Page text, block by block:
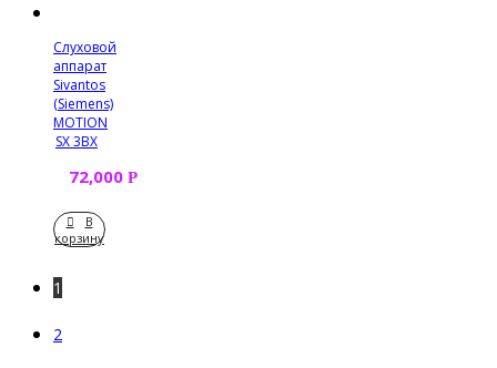
Слуховой
аппарат
Sivantos
(Siemens)
MOTION
SX 3BX
72,000 Р
В
корзину
1
2